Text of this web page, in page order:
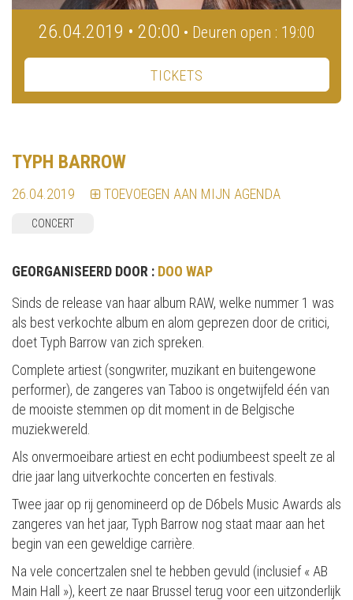
26.04.2019 • 20:00 • Deuren open : 19:00
TICKETS
TYPH BARROW
26.04.2019 TOEVOEGEN AAN MIJN AGENDA
CONCERT
GEORGANISEERD DOOR : DOO WAP
Sinds de release van haar album RAW, welke nummer 1 was
als best verkochte album en alom geprezen door de critici,
doet Typh Barrow van zich spreken.
Complete artiest (songwriter, muzikant en buitengewone
performer), de zangeres van Taboo is ongetwijfeld één van
de mooiste stemmen op dit moment in de Belgische
muziekwereld.
Als onvermoeibare artiest en echt podiumbeest speelt ze al
drie jaar lang uitverkochte concerten en festivals.
Twee jaar op rij genomineerd op de D6bels Music Awards als
zangeres van het jaar, Typh Barrow nog staat maar aan het
begin van een geweldige carrière.
Na vele concertzalen snel te hebben gevuld (inclusief « AB
Main Hall »), keert ze naar Brussel terug voor een uitzonderlijk